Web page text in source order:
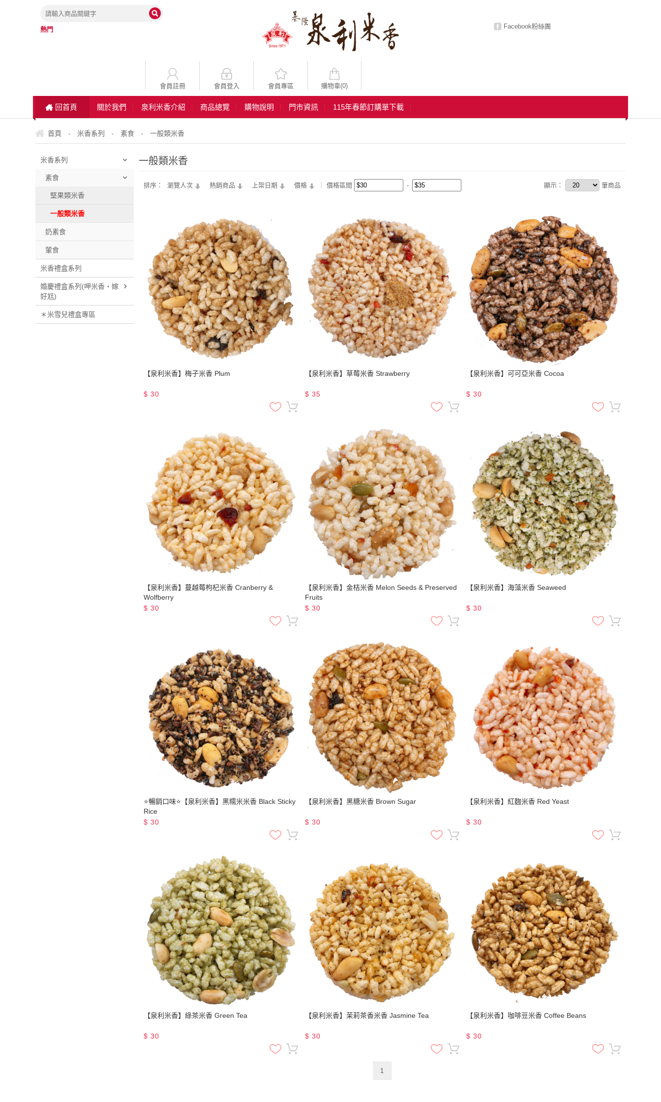
Facebook粉絲團
熱門
會員註冊 會員登入 會員專區 購物車(0)
回首頁 關於我們 泉利米香介紹 商品總覽 購物說明 門市資訊 115年春節訂購單下載
首頁 - 米香系列 - 素食 - 一般類米香
米香系列
素食
堅果類米香
一般類米香
奶素食
葷食
米香禮盒系列
婚慶禮盒系列(呷米香・嫁
好尪)
＊米雪兒禮盒專區
一般類米香
排序： 瀏覽人次 熱銷商品 上架日期 價格 價格區間 顯示： 筆商品
【泉利米香】梅子米香 Plum
$ 30
【泉利米香】草莓米香 Strawberry
$ 35
【泉利米香】可可亞米香 Cocoa
$ 30
【泉利米香】蔓越莓枸杞米香 Cranberry &
Wolfberry
$ 30
【泉利米香】金桔米香 Melon Seeds & Preserved
Fruits
$ 30
【泉利米香】海藻米香 Seaweed
$ 30
⭐暢銷口味⭐【泉利米香】黑糯米米香 Black Sticky
Rice
$ 30
【泉利米香】黑糖米香 Brown Sugar
$ 30
【泉利米香】紅麴米香 Red Yeast
$ 30
【泉利米香】綠茶米香 Green Tea
$ 30
【泉利米香】茉莉茶香米香 Jasmine Tea
$ 30
【泉利米香】咖啡豆米香 Coffee Beans
$ 30
1